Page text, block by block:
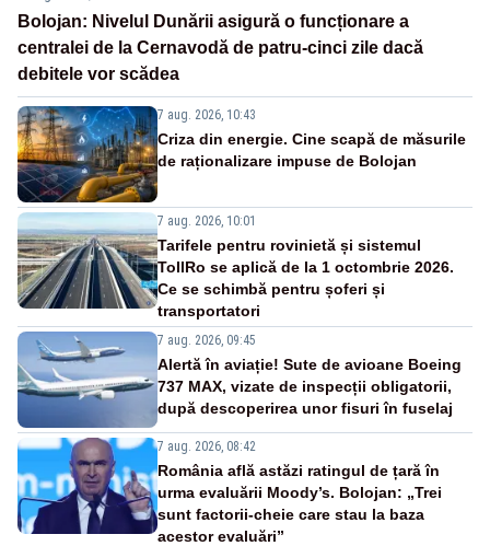
Bolojan: Nivelul Dunării asigură o funcționare a
centralei de la Cernavodă de patru-cinci zile dacă
debitele vor scădea
7 aug. 2026, 10:43
Criza din energie. Cine scapă de măsurile
de raționalizare impuse de Bolojan
7 aug. 2026, 10:01
Tarifele pentru rovinietă și sistemul
TollRo se aplică de la 1 octombrie 2026.
Ce se schimbă pentru șoferi și
transportatori
7 aug. 2026, 09:45
Alertă în aviație! Sute de avioane Boeing
737 MAX, vizate de inspecții obligatorii,
după descoperirea unor fisuri în fuselaj
7 aug. 2026, 08:42
România află astăzi ratingul de țară în
urma evaluării Moody’s. Bolojan: „Trei
sunt factorii-cheie care stau la baza
acestor evaluări”